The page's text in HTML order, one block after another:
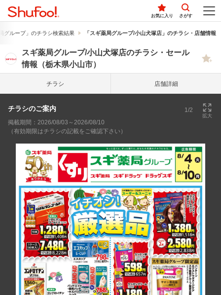
お気に入り さがす
グループ」のチラシ検索結果 「スギ薬局グループ/小山犬塚店」のチラシ・店舗情報
スギ薬局グループ/小山犬塚店のチラシ・セール
情報（栃木県小山市）
チラシ 店舗詳細
チラシのご案内 1/2
拡大
掲載期間：2026/08/03～2026/08/10
（有効期限はチラシの記載をご確認下さい）